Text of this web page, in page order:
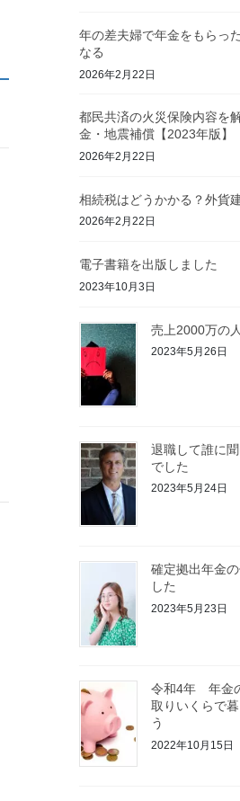
年の差夫婦で年金をもらっ
なる
2026年2月22日
都民共済の火災保険内容を
金・地震補償【2023年版】
2026年2月22日
相続税はどうかかる？外貨
2026年2月22日
電子書籍を出版しました
2023年10月3日
売上2000万の
2023年5月26日
退職して誰に
でした
2023年5月24日
確定拠出年金
した
2023年5月23日
令和4年 年金
取りいくらで
う
2022年10月15日